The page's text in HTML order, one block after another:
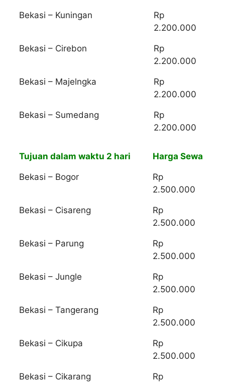
Bekasi – Kuningan
Rp
2.200.000
Bekasi – Cirebon
Rp
2.200.000
Bekasi – Majelngka
Rp
2.200.000
Bekasi – Sumedang
Rp
2.200.000
Tujuan dalam waktu 2 hari Harga Sewa
Bekasi – Bogor
Rp
2.500.000
Bekasi – Cisareng
Rp
2.500.000
Bekasi – Parung
Rp
2.500.000
Bekasi – Jungle
Rp
2.500.000
Bekasi – Tangerang
Rp
2.500.000
Bekasi – Cikupa
Rp
2.500.000
Bekasi – Cikarang
Rp